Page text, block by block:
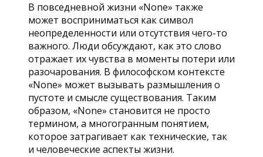
В повседневной жизни «None» также
может восприниматься как символ
неопределенности или отсутствия чего-то
важного. Люди обсуждают, как это слово
отражает их чувства в моменты потери или
разочарования. В философском контексте
«None» может вызывать размышления о
пустоте и смысле существования. Таким
образом, «None» становится не просто
термином, а многогранным понятием,
которое затрагивает как технические, так
и человеческие аспекты жизни.